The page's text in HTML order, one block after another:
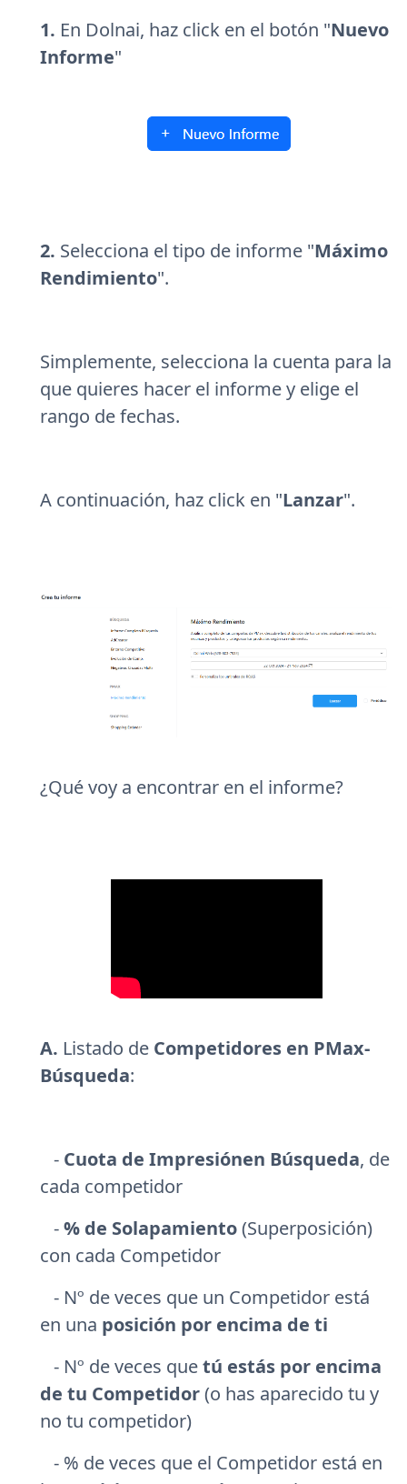
1. En Dolnai, haz click en el botón "Nuevo
Informe"
2. Selecciona el tipo de informe "Máximo
Rendimiento".
Simplemente, selecciona la cuenta para la
que quieres hacer el informe y elige el
rango de fechas.
A continuación, haz click en "Lanzar".
¿Qué voy a encontrar en el informe?
A. Listado de Competidores en PMax-
Búsqueda:
- Cuota de Impresiónen Búsqueda, de
cada competidor
-% de Solapamiento(Superposición)
con cada Competidor
- Nº de veces que un Competidor está
en una posición por encima de ti
- Nº de veces quetú estás por encima
de tu Competidor(o has aparecido tu y
no tu competidor)
- % de veces que el Competidor está en